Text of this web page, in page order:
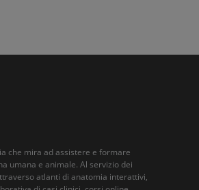
che mira ad assistere e formare
umana e animale. Al servizio dei
atlanti di anatomia interattivi,